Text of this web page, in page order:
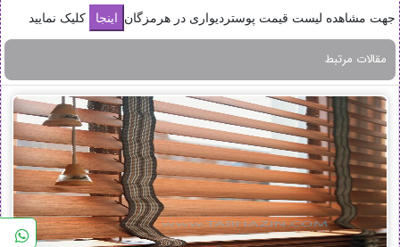
جهت مشاهده لیست قیمت پوستردیواری در هرمزگان کلیک نمایید
مقالات مرتبط